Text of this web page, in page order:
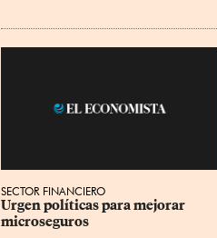
SECTOR FINANCIERO
Urgen políticas para mejorar
microseguros